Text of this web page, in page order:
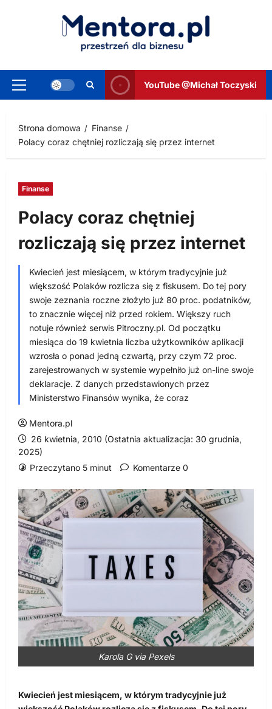
Menu
YouTube @Michał Toczyski
Strona domowa
Finanse
Polacy coraz chętniej rozliczają się przez internet
Finanse
Polacy coraz chętniej
rozliczają się przez internet
Kwiecień jest miesiącem, w którym tradycyjnie już
większość Polaków rozlicza się z fiskusem. Do tej pory
swoje zeznania roczne złożyło już 80 proc. podatników,
to znacznie więcej niż przed rokiem. Większy ruch
notuje również serwis Pitroczny.pl. Od początku
miesiąca do 19 kwietnia liczba użytkowników aplikacji
wzrosła o ponad jedną czwartą, przy czym 72 proc.
zarejestrowanych w systemie wypełniło już on-line swoje
deklaracje. Z danych przedstawionych przez
Ministerstwo Finansów wynika, że coraz
Mentora.pl
26 kwietnia, 2010 (Ostatnia aktualizacja: 30 grudnia,
2025)
Przeczytano 5 minut
Komentarze 0
Karola G via Pexels
Kwiecień jest miesiącem, w którym tradycyjnie już